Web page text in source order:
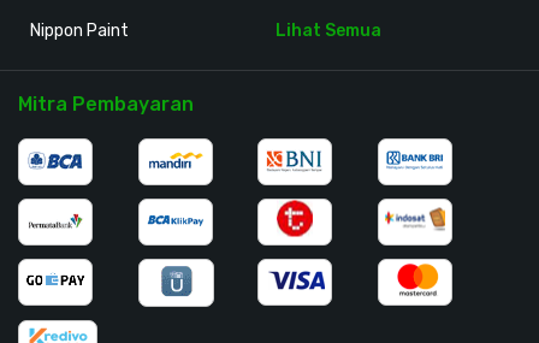
Nippon Paint Lihat Semua
Mitra Pembayaran